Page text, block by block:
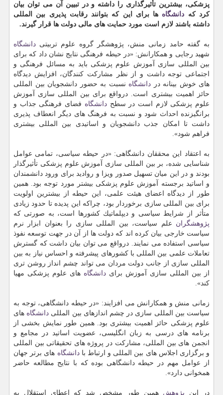
پزشكی، بیشترین تأثیرگذاری را داشته و در تبیین آن می توان بیان
كرد كه دانشگاه ها برای این كه بتوانند رقابت پذیری بین المللی
داشته باشند لازم است مورد حمایت های مالی دولت ها قرار گیرند.
به گفته حامد زمانی منش، پژوهشگر گروه علوم تربیتی دانشگاه
شهید رجایی و همكارانش: «در حیطه فرهنگی نتایج نشان داد كه برای
بین المللی سازی آموزش علوم پزشكی باید به مسائل فرهنگی و
اجتماعی توجه داشت و از نظر مشاركت كنندگان، افزایش دیدگاه
های خوش بینانه در دانشگاه نسبت به حضور دانشجویان بین المللی
حائز اهمیت بیشتری است. درواقع برای بین المللی سازی آموزش
علوم پزشكی لازم است در سطحدانشگاه فضای فرهنگی جذاب و
برانگیزنده احداث شود و نسبت به فرهنگ های دیگر انعطاف پذیری
داشت تا امكان جذب دانشجویان و اساتیدی بین المللی بیشتری
فراهم شود».
به اعتقاد این محققان دانشگاهی: «در حیطه سیاسی، تمامی عوامل
شناسایی شده، بر بین المللی سازی آموزش علوم پزشكی تأثیرگذار
بودند و در این میان تسهیل صدور ویزا و روادید برای ورود دانشمندان
و اساتید برجسته آموزش علوم پزشكی بیشتر مورد توجه بود. همین
طور از دیدگاه اعضای هیئت علمی، این حیطه از بیشترین اولویت
برای بین المللی سازی برخوردار بود، چراكه این پدیده تا حدود زیادی
متأثر از شرایط سیاسی و دیپلماتیك كشورها است، به صورتی كه
پژوهشگران علم سیاست، بین المللی سازی را بعنوان ابزار نرم
سیاست خارجی بیان كرده اند كه دولت ها از آن در جهت توسعه نفوذ
سیاسی استفاده می نمایند. درواقع می توان بیان داشت كه گسترش
تعاملات علمی بین المللی با كشورهای پیشرفته و احساس نیاز به بین
المللی سازی از جانب دولت مردان می تواند چشم انداز روشن تری
از بین المللی سازی آموزش برای دانشگاه های علوم پزشكی مهیا
كند».
زمانی منش و همكارانش می افزایند: «در حیطه دانشگاهی، توجه به
سیاست بین المللی سازی در چشم اندازهای بین المللی دانشگاه های
علوم پزشكی حائز اهمیت بیشتری بود. همین طور نمایش بخشی از
برنامه های درسی به زبان انگلیسی، عضویت اساتید در مجامع و
انجمن های بین المللی، مشاركت در پروژه های تحقیقاتی بین المللی
و برگزاری اجلاس های بین المللی و ارتباط بادانشگاه های برتر جهان
از عوامل مهم در حیطه دانشگاهی بوده كه با نتایج مطالعه حاضر
همخوانی دارد».
در این پژوهش همین طور مشخص شد كه اعطای استقلال به